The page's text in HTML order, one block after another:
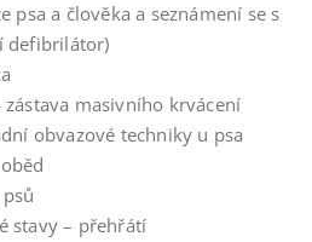
psa a člověka a seznámení se s
defibrilátor)
masivního krvácení
obvazové techniky u psa
stavy – přehřátí